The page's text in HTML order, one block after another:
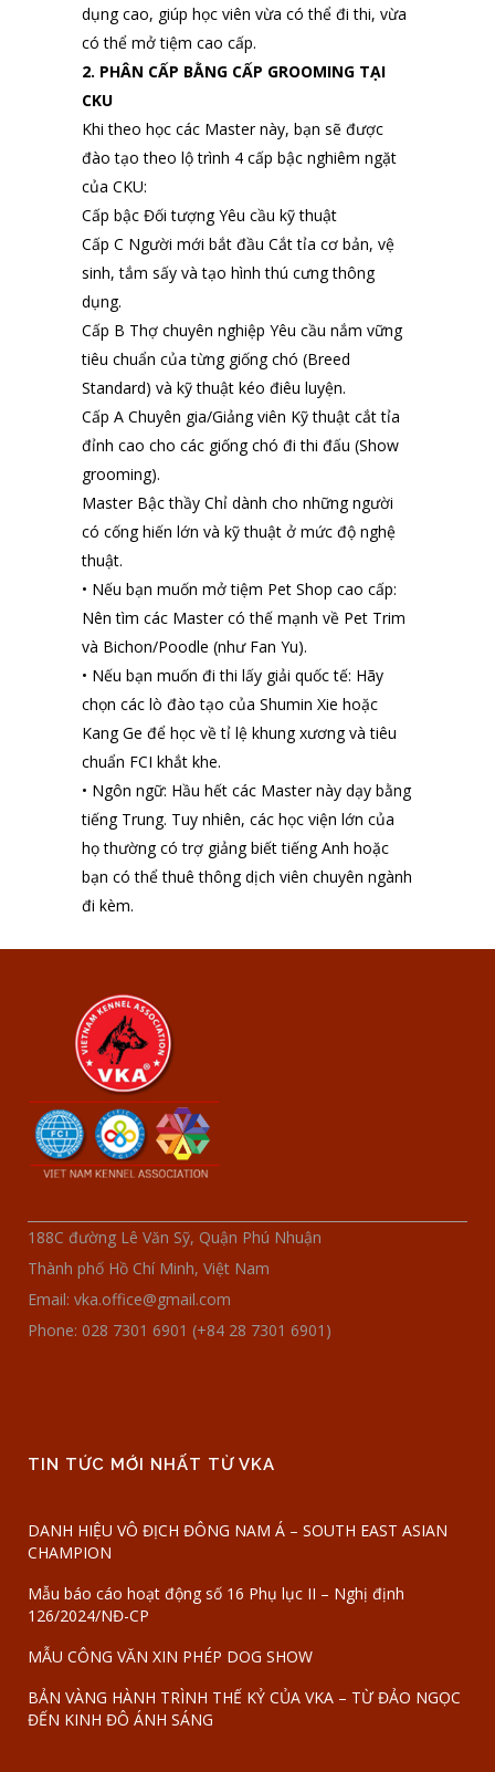
dụng cao, giúp học viên vừa có thể đi thi, vừa
có thể mở tiệm cao cấp.
2. PHÂN CẤP BẰNG CẤP GROOMING TẠI
CKU
Khi theo học các Master này, bạn sẽ được
đào tạo theo lộ trình 4 cấp bậc nghiêm ngặt
của CKU:
Cấp bậc Đối tượng Yêu cầu kỹ thuật
Cấp C Người mới bắt đầu Cắt tỉa cơ bản, vệ
sinh, tắm sấy và tạo hình thú cưng thông
dụng.
Cấp B Thợ chuyên nghiệp Yêu cầu nắm vững
tiêu chuẩn của từng giống chó (Breed
Standard) và kỹ thuật kéo điêu luyện.
Cấp A Chuyên gia/Giảng viên Kỹ thuật cắt tỉa
đỉnh cao cho các giống chó đi thi đấu (Show
grooming).
Master Bậc thầy Chỉ dành cho những người
có cống hiến lớn và kỹ thuật ở mức độ nghệ
thuật.
• Nếu bạn muốn mở tiệm Pet Shop cao cấp:
Nên tìm các Master có thế mạnh về Pet Trim
và Bichon/Poodle (như Fan Yu).
• Nếu bạn muốn đi thi lấy giải quốc tế: Hãy
chọn các lò đào tạo của Shumin Xie hoặc
Kang Ge để học về tỉ lệ khung xương và tiêu
chuẩn FCI khắt khe.
• Ngôn ngữ: Hầu hết các Master này dạy bằng
tiếng Trung. Tuy nhiên, các học viện lớn của
họ thường có trợ giảng biết tiếng Anh hoặc
bạn có thể thuê thông dịch viên chuyên ngành
đi kèm.
188C đường Lê Văn Sỹ, Quận Phú Nhuận
Thành phố Hồ Chí Minh, Việt Nam
Email: vka.office@gmail.com
Phone: 028 7301 6901 (+84 28 7301 6901)
TIN TỨC MỚI NHẤT TỪ VKA
DANH HIỆU VÔ ĐỊCH ĐÔNG NAM Á – SOUTH EAST ASIAN
CHAMPION
Mẫu báo cáo hoạt động số 16 Phụ lục II – Nghị định
126/2024/NĐ-CP
MẪU CÔNG VĂN XIN PHÉP DOG SHOW
BẢN VÀNG HÀNH TRÌNH THẾ KỶ CỦA VKA – TỪ ĐẢO NGỌC
ĐẾN KINH ĐÔ ÁNH SÁNG